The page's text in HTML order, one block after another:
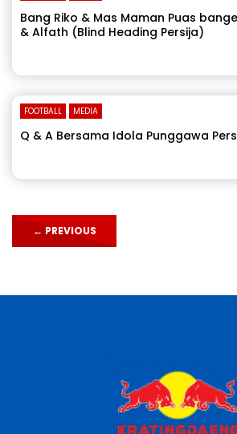
Bang Riko & Mas Maman Puas
& Alfath (Blind Heading Persija)
FOOTBALL MEDIA
Q & A Bersama Idola Punggawa
← PREVIOUS